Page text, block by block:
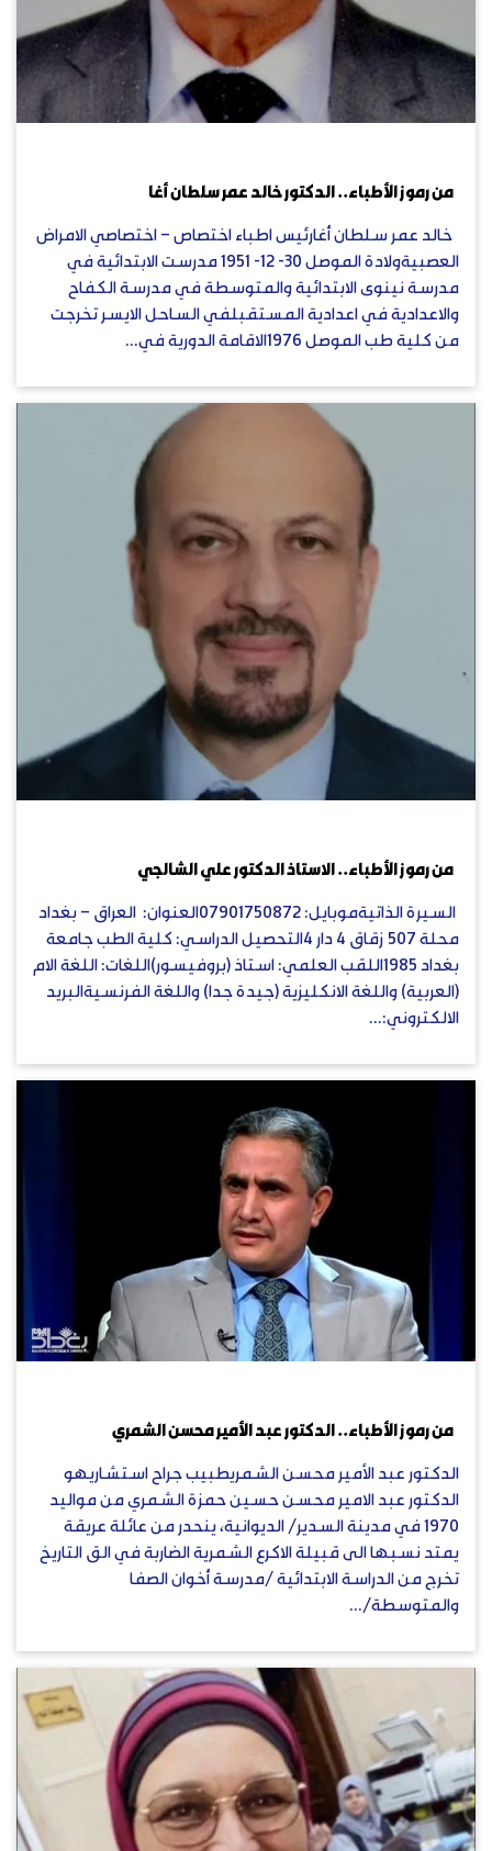
من رموز الأطباء.. الدكتور خالد عمر سلطان أغا
خالد عمر سلطان أغارئيس اطباء اختصاص – اختصاصي الامراض
العصبيةولادة الموصل 30- 12- 1951 مدرست الابتدائية في
مدرسة نينوى الابتدائية والمتوسطة في مدرسة الكفاح
والاعدادية في اعدادية المستقبلفي الساحل الايسر تخرجت
من كلية طب الموصل 1976الاقامة الدورية في...
من رموز الأطباء.. الاستاذ الدكتور علي الشالجي
السيرة الذاتيةموبايل: 07901750872العنوان: العراق – بغداد
محلة 507 زقاق 4 دار 4التحصيل الدراسي: كلية الطب جامعة
بغداد 1985اللقب العلمي: استاذ (بروفيسور)اللغات: اللغة الام
(العربية) واللغة الانكليزية (جيدة جدا) واللغة الفرنسيةالبريد
الالكتروني:...
من رموز الأطباء.. الدكتور عبد الأمير محسن الشمري
الدكتور عبد الأمير محسن الشمريطبيب جراح استشاريهو
الدكتور عبد الامير محسن حسين حمزة الشمري من مواليد
1970 في مدينة السدير/ الديوانية، ينحدر من عائلة عريقة
يمتد نسبها الى قبيلة الاكرع الشمرية الضاربة في الق التاريخ
تخرج من الدراسة الابتدائية /مدرسة أخوان الصفا
والمتوسطة/...